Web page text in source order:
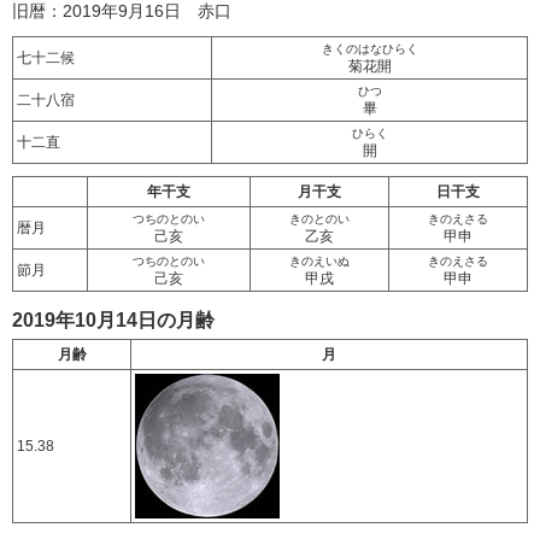
旧暦：2019年9月16日 赤口
七十二候
きくのはなひらく
菊花開
二十八宿
ひつ
畢
十二直
ひらく
開
年干支 月干支 日干支
暦月
つちのとのい
己亥
きのとのい
乙亥
きのえさる
甲申
節月
つちのとのい
己亥
きのえいぬ
甲戌
きのえさる
甲申
2019年10月14日の月齢
月齢 月
15.38